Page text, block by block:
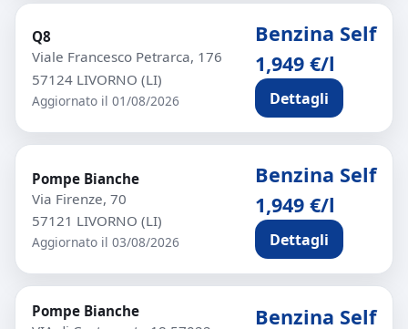
Q8
Viale Francesco Petrarca, 176
57124 LIVORNO (LI)
Aggiornato il 01/08/2026
Benzina Self
1,949 €/l
Dettagli
Pompe Bianche
Via Firenze, 70
57121 LIVORNO (LI)
Aggiornato il 03/08/2026
Benzina Self
1,949 €/l
Dettagli
Pompe Bianche
Benzina Self